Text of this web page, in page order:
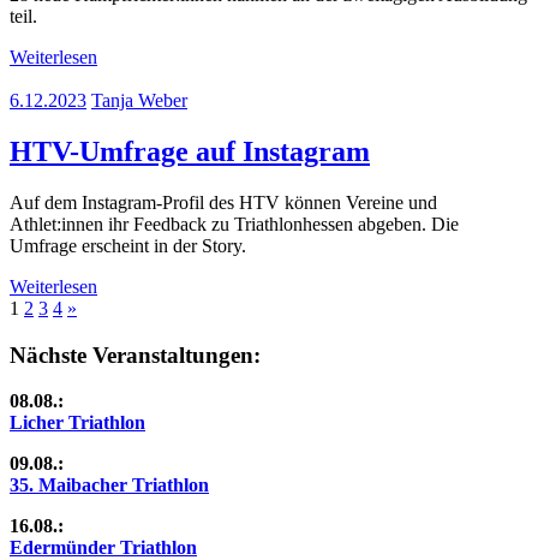
teil.
Weiterlesen
6.12.2023 Tanja Weber
HTV-Umfrage auf Instagram
Auf dem Instagram-Profil des HTV können Vereine und
Athlet:innen ihr Feedback zu Triathlonhessen abgeben. Die
Umfrage erscheint in der Story.
Weiterlesen
Seitennummerierung
der
1 2 3 4 Nächste
»
Nächste Veranstaltungen:
08.08.:
Licher Triathlon
09.08.:
35. Maibacher Triathlon
16.08.:
Edermünder Triathlon